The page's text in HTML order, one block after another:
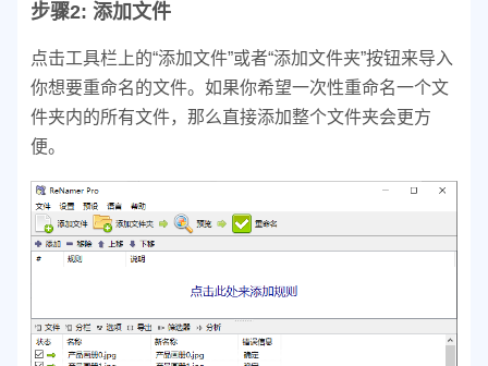
步骤2: 添加文件
点击工具栏上的“添加文件”或者“添加文件夹”按钮来导入
你想要重命名的文件。如果你希望一次性重命名一个文
件夹内的所有文件，那么直接添加整个文件夹会更方
便。